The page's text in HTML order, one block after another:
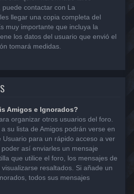
contactar con La
llegar una copia completa del
muy importante que incluya la
los datos del usuario que envió el
tomará medidas.
Amigos e Ignorados?
organizar otros usuarios del foro.
su lista de Amigos podrán verse en
Usuario para un rápido acceso a ver
así enviarles un mensaje
que utilice el foro, los mensajes de
resaltados. Si añade un
todos sus mensajes